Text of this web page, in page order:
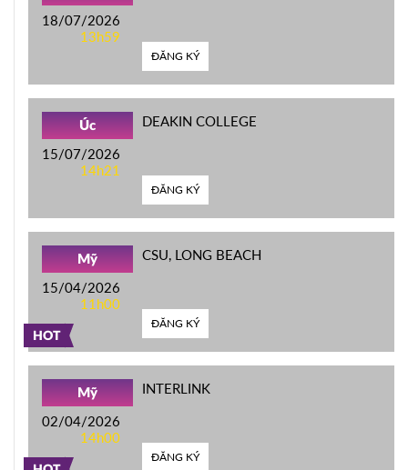
18/07/2026
13h59
ĐĂNG KÝ
Úc
15/07/2026
14h21
DEAKIN COLLEGE
ĐĂNG KÝ
HOT
Mỹ
15/04/2026
11h00
CSU, LONG BEACH
ĐĂNG KÝ
Mỹ
02/04/2026
14h00
INTERLINK
ĐĂNG KÝ